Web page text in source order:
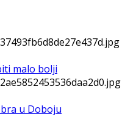
malo bolji
u Doboju